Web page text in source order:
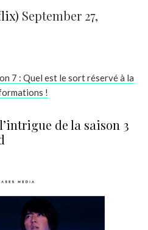
September 27,
7 : Quel est le sort réservé à la
!
de la saison 3